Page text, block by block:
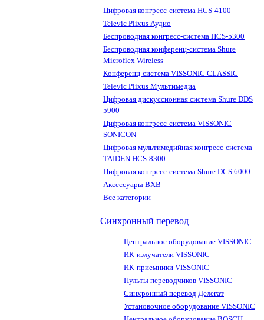
Цифровая конгресс-система HCS-4100
Televic Plixus Аудио
Беспроводная конгресс-система HCS-5300
Беспроводная конференц-система Shure
Microflex Wireless
Конференц-система VISSONIC CLASSIC
Televic Plixus Мультимедиа
Цифровая дискуссионная система Shure DDS
5900
Цифровая конгресс-система VISSONIC
SONICON
Цифровая мультимедийная конгресс-система
TAIDEN HCS-8300
Цифровая конгресс-система Shure DCS 6000
Аксессуары BXB
Все категории
Синхронный перевод
Центральное оборудование VISSONIC
ИК-излучатели VISSONIC
ИК-приемники VISSONIC
Пульты переводчиков VISSONIC
Синхронный перевод Делегат
Установочное оборудование VISSONIC